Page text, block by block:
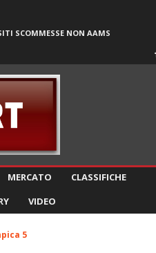
SCOMMESSE NON AAMS
MERCATO
CLASSIFICHE
VIDEO
5